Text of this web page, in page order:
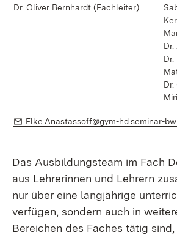
Dr. Oliver Bernhardt (Fachleiter)
E-Mail:
Elke.Anastassoff@gym-hd.seminar-
Das Ausbildungsteam im Fach
aus Lehrerinnen und Lehrern
nur über eine langjährige
verfügen, sondern auch in
Bereichen des Faches tätig